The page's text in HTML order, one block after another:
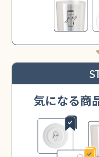
気になる商